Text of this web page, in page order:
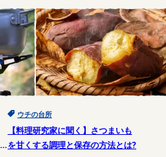
ウチの台所
【料理研究家に聞く】さつまいも
を甘くする調理と保存の方法とは?